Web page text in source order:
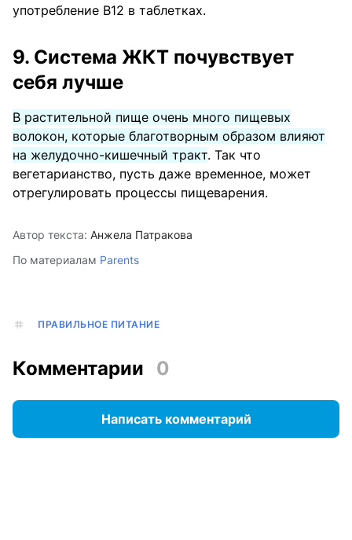
употребление B12 в таблетках.
9. Система ЖКТ почувствует
себя лучше
В растительной пище очень много пищевых
волокон, которые благотворным образом влияют
на желудочно-кишечный тракт. Так что
вегетарианство, пусть даже временное, может
отрегулировать процессы пищеварения.
Автор текста: Анжела Патракова
По материалам Parents
ПРАВИЛЬНОЕ ПИТАНИЕ
Комментарии 0
Написать комментарий